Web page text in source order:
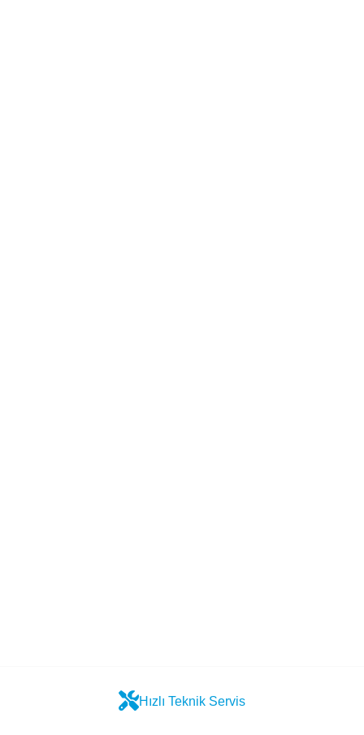
Hızlı Teknik Servis